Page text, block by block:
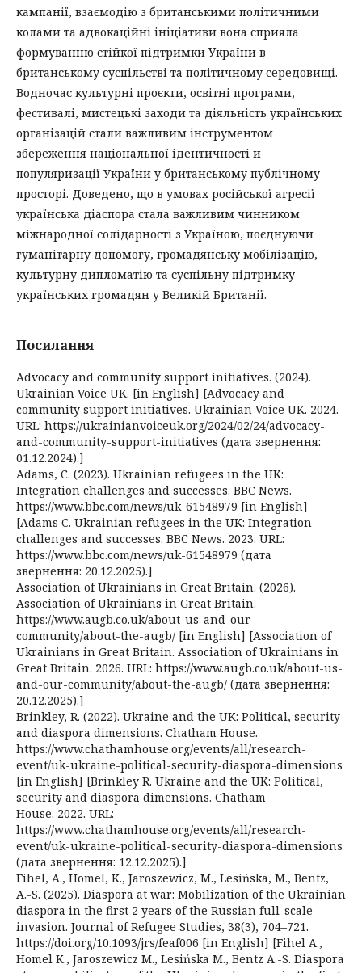
кампанії, взаємодію з британськими політичними
колами та адвокаційні ініціативи вона сприяла
формуванню стійкої підтримки України в
британському суспільстві та політичному середовищі.
Водночас культурні проєкти, освітні програми,
фестивалі, мистецькі заходи та діяльність українських
організацій стали важливим інструментом
збереження національної ідентичності й
популяризації України у британському публічному
просторі. Доведено, що в умовах російської агресії
українська діаспора стала важливим чинником
міжнародної солідарності з Україною, поєднуючи
гуманітарну допомогу, громадянську мобілізацію,
культурну дипломатію та суспільну підтримку
українських громадян у Великій Британії.
Посилання
Advocacy and community support initiatives. (2024).
Ukrainian Voice UK. [in English] [Advocacy and
community support initiatives. Ukrainian Voice UK. 2024.
URL: https://ukrainianvoiceuk.org/2024/02/24/advocacy-
and-community-support-initiatives (дата звернення:
01.12.2024).]
Adams, C. (2023). Ukrainian refugees in the UK:
Integration challenges and successes. BBC News.
https://www.bbc.com/news/uk-61548979 [in English]
[Adams C. Ukrainian refugees in the UK: Integration
challenges and successes. BBC News. 2023. URL:
https://www.bbc.com/news/uk-61548979 (дата
звернення: 20.12.2025).]
Association of Ukrainians in Great Britain. (2026).
Association of Ukrainians in Great Britain.
https://www.augb.co.uk/about-us-and-our-
community/about-the-augb/ [in English] [Association of
Ukrainians in Great Britain. Association of Ukrainians in
Great Britain. 2026. URL: https://www.augb.co.uk/about-us-
and-our-community/about-the-augb/ (дата звернення:
20.12.2025).]
Brinkley, R. (2022). Ukraine and the UK: Political, security
and diaspora dimensions. Chatham House.
https://www.chathamhouse.org/events/all/research-
event/uk-ukraine-political-security-diaspora-dimensions
[in English] [Brinkley R. Ukraine and the UK: Political,
security and diaspora dimensions. Chatham
House. 2022. URL:
https://www.chathamhouse.org/events/all/research-
event/uk-ukraine-political-security-diaspora-dimensions
(дата звернення: 12.12.2025).]
Fihel, A., Homel, K., Jaroszewicz, M., Lesińska, M., Bentz,
A.-S. (2025). Diaspora at war: Mobilization of the Ukrainian
diaspora in the first 2 years of the Russian full-scale
invasion. Journal of Refugee Studies, 38(3), 704–721.
https://doi.org/10.1093/jrs/feaf006 [in English] [Fihel A.,
Homel K., Jaroszewicz M., Lesińska M., Bentz A.-S. Diaspora